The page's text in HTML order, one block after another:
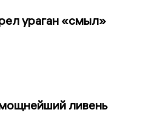
ураган «смыл»
ливень